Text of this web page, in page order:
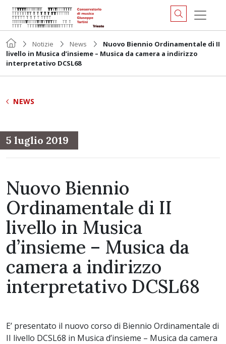
Notizie News
Nuovo Biennio Ordinamentale di II
livello in Musica d’insieme – Musica da camera a indirizzo
interpretativo DCSL68
NEWS
5 luglio 2019
Nuovo Biennio
Ordinamentale di II
livello in Musica
d’insieme – Musica da
camera a indirizzo
interpretativo DCSL68
E’ presentato il nuovo corso di Biennio Ordinamentale di
II livello DCSL68 in Musica d’insieme – Musica da camera